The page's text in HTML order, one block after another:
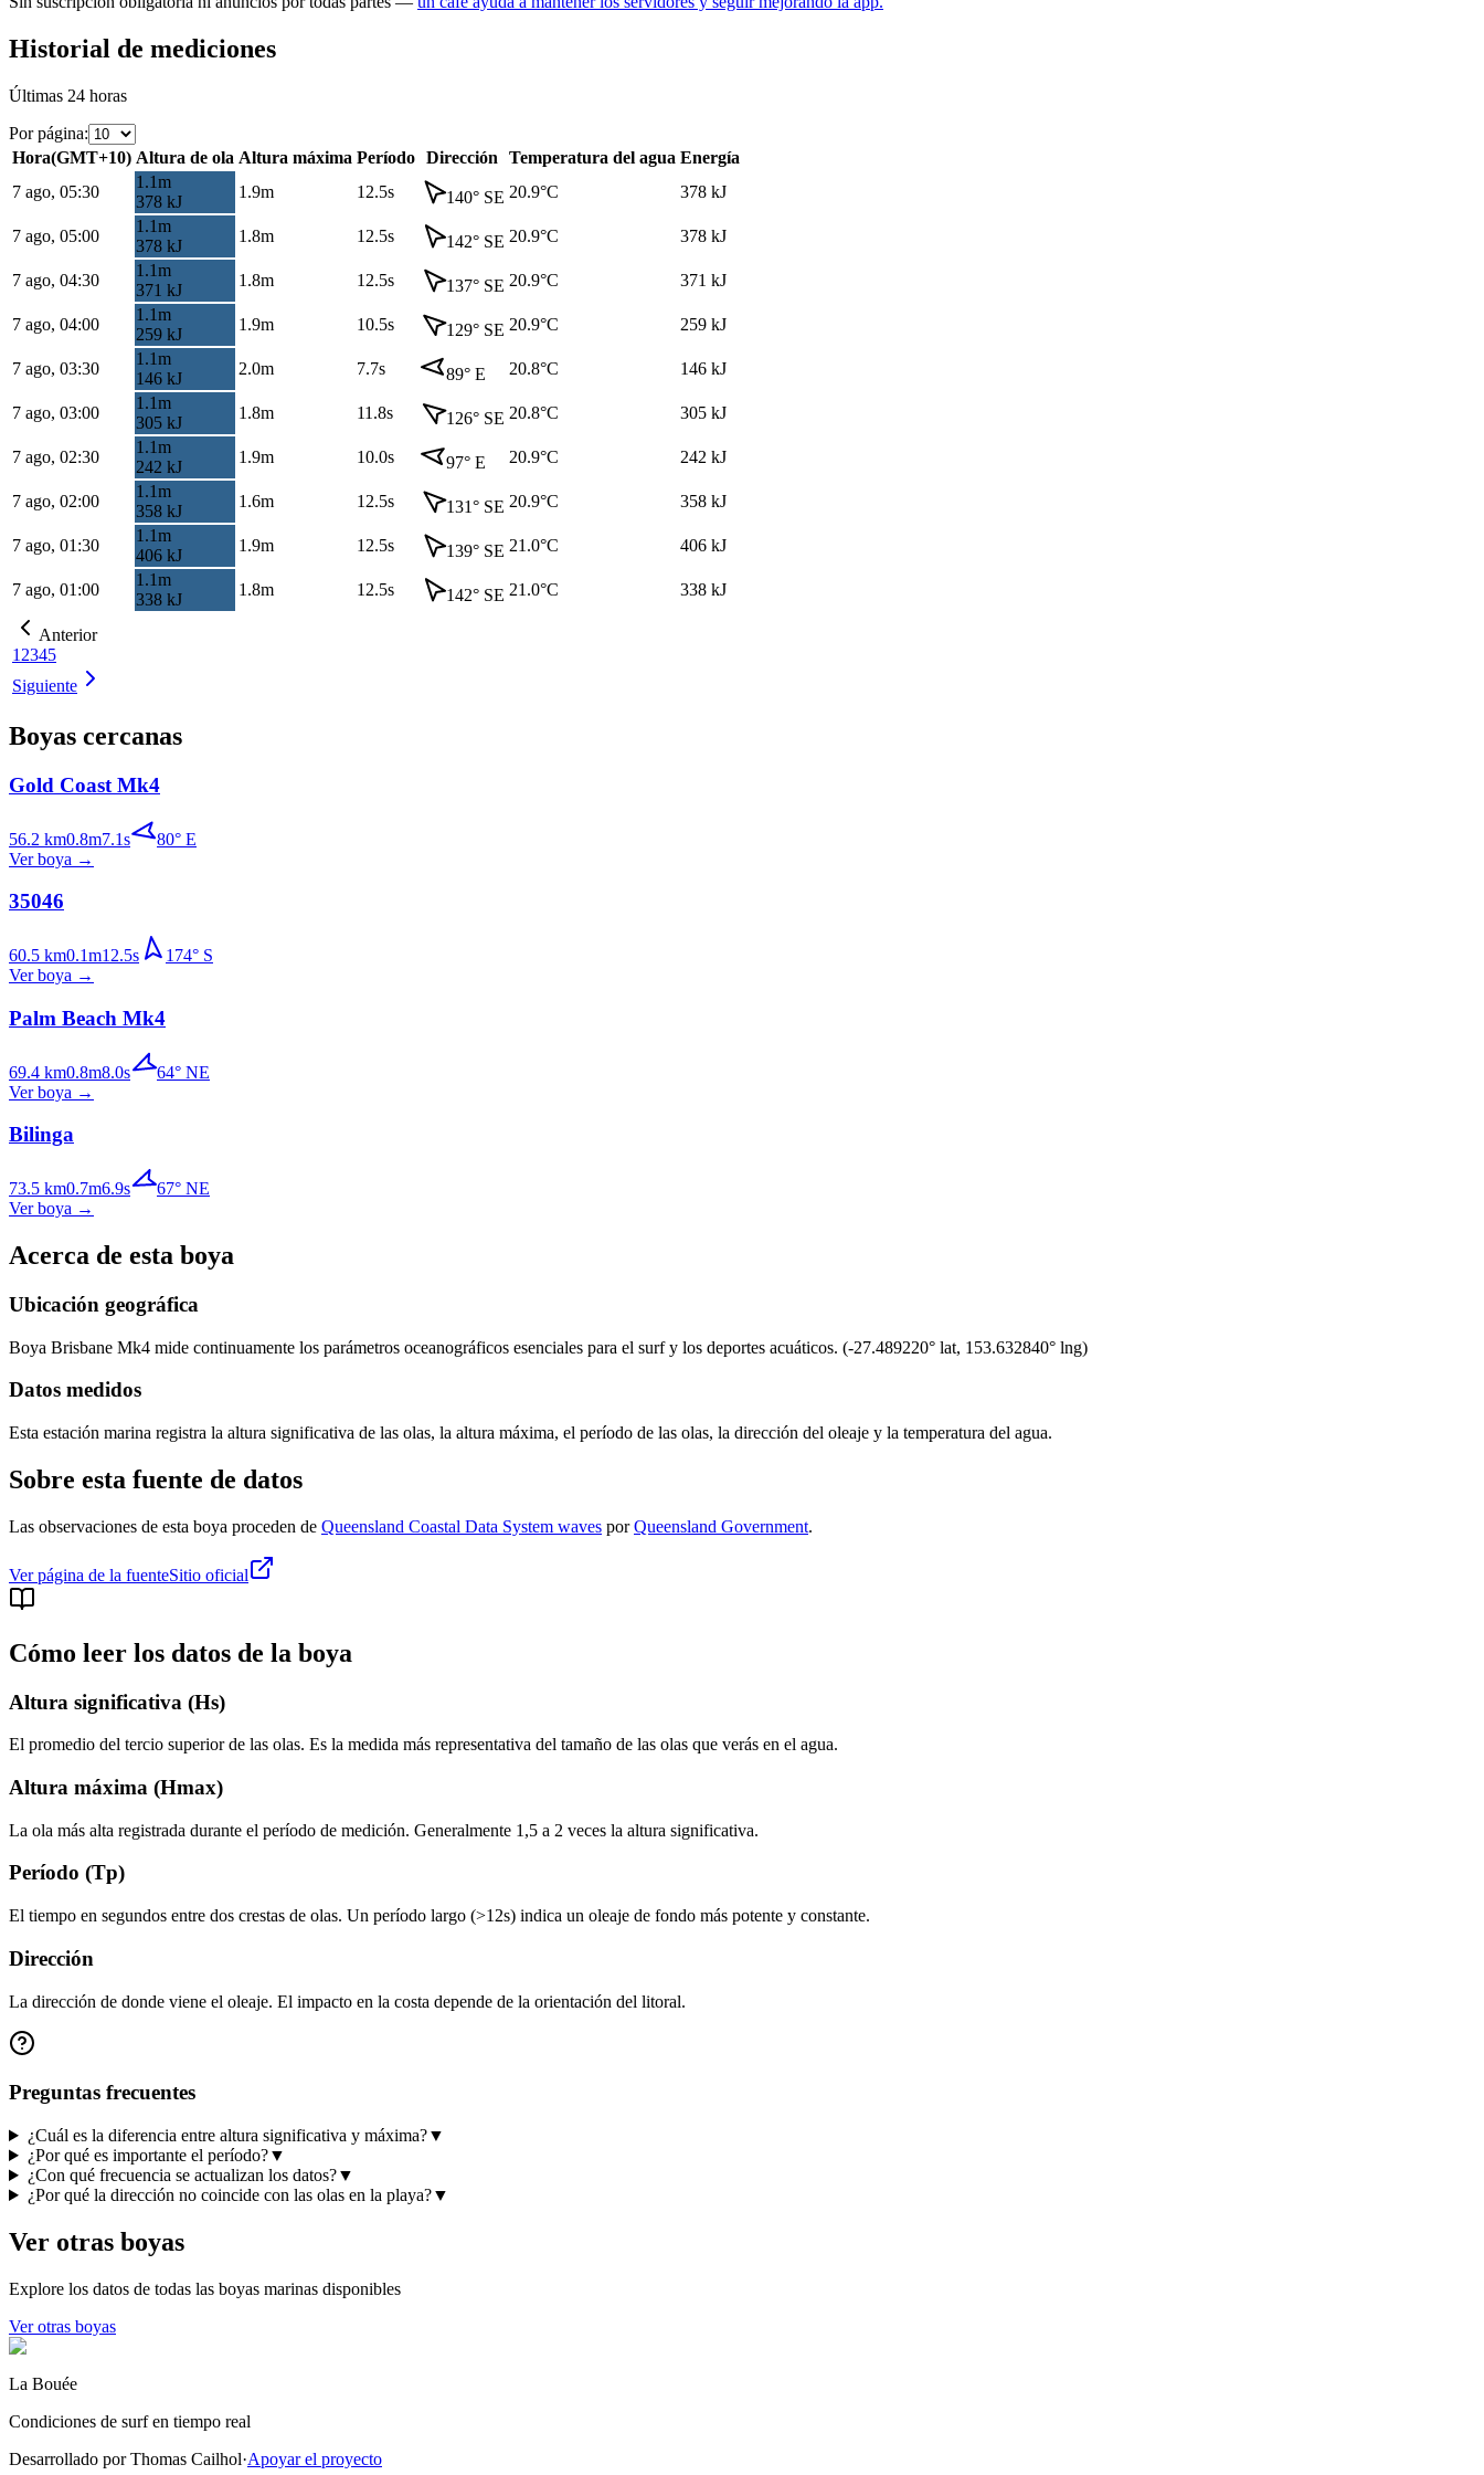
Historial de mediciones
Últimas 24 horas
Por página:
Hora(GMT+10) Altura de ola Altura máxima Período Dirección Temperatura del agua Energía
7 ago, 05:30
1.1m
378 kJ
1.9m 12.5s 140° SE 20.9°C 378 kJ
7 ago, 05:00
1.1m
378 kJ
1.8m 12.5s 142° SE 20.9°C 378 kJ
7 ago, 04:30
1.1m
371 kJ
1.8m 12.5s 137° SE 20.9°C 371 kJ
7 ago, 04:00
1.1m
259 kJ
1.9m 10.5s 129° SE 20.9°C 259 kJ
7 ago, 03:30
1.1m
146 kJ
2.0m 7.7s 89° E 20.8°C 146 kJ
7 ago, 03:00
1.1m
305 kJ
1.8m 11.8s 126° SE 20.8°C 305 kJ
7 ago, 02:30
1.1m
242 kJ
1.9m 10.0s 97° E 20.9°C 242 kJ
7 ago, 02:00
1.1m
358 kJ
1.6m 12.5s 131° SE 20.9°C 358 kJ
7 ago, 01:30
1.1m
406 kJ
1.9m 12.5s 139° SE 21.0°C 406 kJ
7 ago, 01:00
1.1m
338 kJ
1.8m 12.5s 142° SE 21.0°C 338 kJ
Anterior
1 2345
Siguiente
Boyas cercanas
Gold Coast Mk4
56.2 km0.8m7.1s 80° E
Ver boya →
35046
60.5 km0.1m12.5s 174° S
Ver boya →
Palm Beach Mk4
69.4 km0.8m8.0s 64° NE
Ver boya →
Bilinga
73.5 km0.7m6.9s 67° NE
Ver boya →
Acerca de esta boya
Ubicación geográfica
Boya Brisbane Mk4 mide continuamente los parámetros oceanográficos esenciales para el surf y los deportes acuáticos. (-27.489220° lat, 153.632840° lng)
Datos medidos
Esta estación marina registra la altura significativa de las olas, la altura máxima, el período de las olas, la dirección del oleaje y la temperatura del agua.
Sobre esta fuente de datos
Las observaciones de esta boya proceden de Queensland Coastal Data System waves por Queensland Government.
Ver página de la fuenteSitio oficial
Cómo leer los datos de la boya
Altura significativa (Hs)
El promedio del tercio superior de las olas. Es la medida más representativa del tamaño de las olas que verás en el agua.
Altura máxima (Hmax)
La ola más alta registrada durante el período de medición. Generalmente 1,5 a 2 veces la altura significativa.
Período (Tp)
El tiempo en segundos entre dos crestas de olas. Un período largo (>12s) indica un oleaje de fondo más potente y constante.
Dirección
La dirección de donde viene el oleaje. El impacto en la costa depende de la orientación del litoral.
Preguntas frecuentes
¿Cuál es la diferencia entre altura significativa y máxima?▼
¿Por qué es importante el período?▼
¿Con qué frecuencia se actualizan los datos?▼
¿Por qué la dirección no coincide con las olas en la playa?▼
Ver otras boyas
Explore los datos de todas las boyas marinas disponibles
Ver otras boyas
La Bouée
Condiciones de surf en tiempo real
Desarrollado por Thomas Cailhol·Apoyar el proyecto